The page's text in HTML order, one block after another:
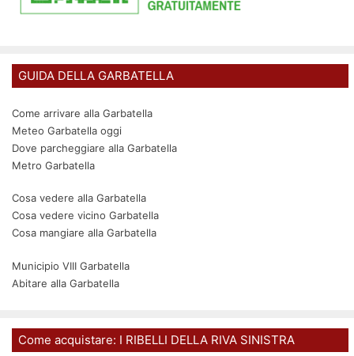
GUIDA DELLA GARBATELLA
Come arrivare alla Garbatella
Meteo Garbatella oggi
Dove parcheggiare alla Garbatella
Metro Garbatella
Cosa vedere alla Garbatella
Cosa vedere vicino Garbatella
Cosa mangiare alla Garbatella
Municipio VIII Garbatella
Abitare alla Garbatella
Come acquistare: I RIBELLI DELLA RIVA SINISTRA